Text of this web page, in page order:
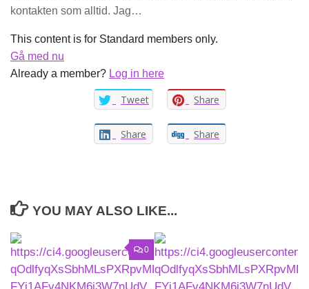
kontakten som alltid. Jag…
This content is for Standard members only.
Gå med nu
Already a member? Log in here
Tweet Share
Share Share
YOU MAY ALSO LIKE...
0